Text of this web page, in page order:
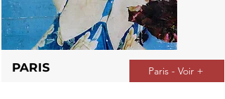
PARIS Paris - Voir +